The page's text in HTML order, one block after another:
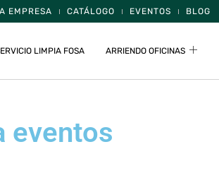
EMPRESA CATÁLOGO EVENTOS BLOG
LIMPIA FOSA ARRIENDO OFICINAS
eventos